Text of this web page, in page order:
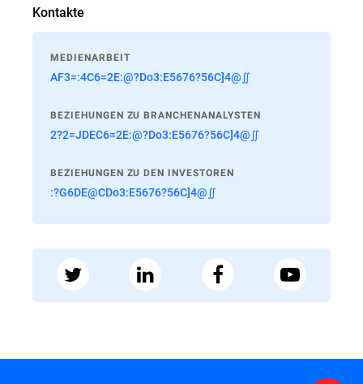
Kontakte
MEDIENARBEIT
AF3=:4C6=2E:@?Do3:E5676?56C]4@∬
BEZIEHUNGEN ZU BRANCHENANALYSTEN
2?2=JDEC6=2E:@?Do3:E5676?56C]4@∬
BEZIEHUNGEN ZU DEN INVESTOREN
:?G6DE@CDo3:E5676?56C]4@∬